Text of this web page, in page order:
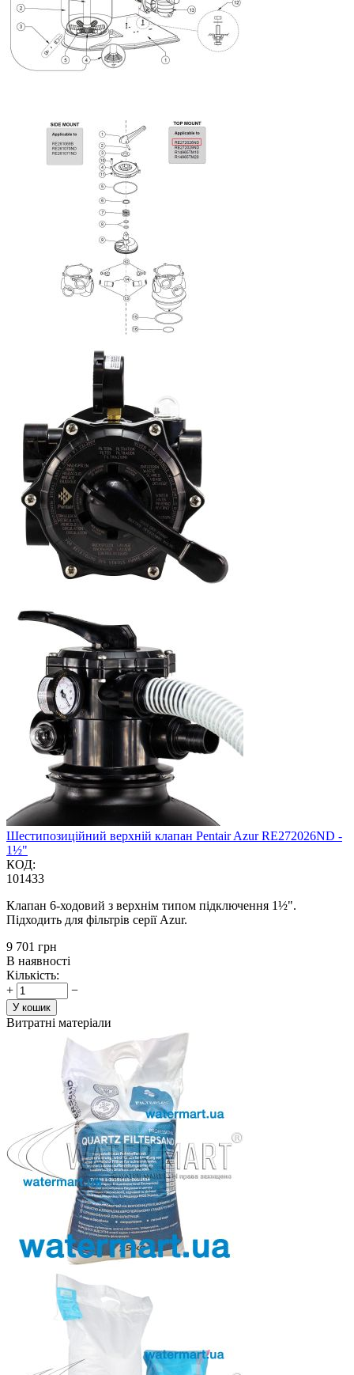
Шестипозиційний верхній клапан Pentair Azur RE272026ND -
1½"
КОД:
101433
Клапан 6-ходовий з верхнім типом підключення 1½".
Підходить для фільтрів серії Azur.
‍9 701‍ грн
В наявності
Кількість:
+
−
У кошик
Витратні матеріали